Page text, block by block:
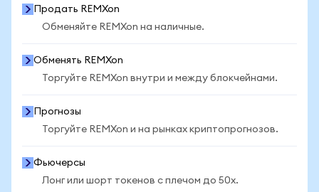
Продать REMXon
Обменяйте REMXon на наличные.
Обменять REMXon
Торгуйте REMXon внутри и между блокчейнами.
Прогнозы
Торгуйте REMXon и на рынках криптопрогнозов.
Фьючерсы
Лонг или шорт токенов с плечом до 50x.